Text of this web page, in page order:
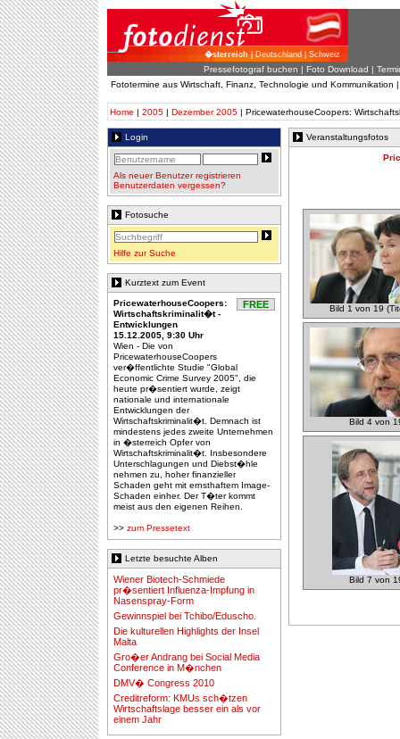
�sterreich| Deutschland | Schweiz
Pressefotograf buchen | Foto Download |
Fototermine aus Wirtschaft, Finanz, Technologie und Kommunikation
Home | 2005 | Dezember 2005 | PricewaterhouseCoopers:
Login
Als neuer Benutzer registrieren
Benutzerdaten vergessen?
Fotosuche
Hilfe zur Suche
Kurztext zum Event
FREE
PricewaterhouseCoopers:
Wirtschaftskriminalit�t -
Entwicklungen
15.12.2005, 9:30 Uhr
Wien - Die von
PricewaterhouseCoopers
ver�ffentlichte Studie "Global
Economic Crime Survey 2005", die
heute pr�sentiert wurde, zeigt
nationale und internationale
Entwicklungen der
Wirtschaftskriminalit�t. Demnach ist
mindestens jedes zweite Unternehmen
in �sterreich Opfer von
Wirtschaftskriminalit�t. Insbesondere
Unterschlagungen und Diebst�hle
nehmen zu, hoher finanzieller
Schaden geht mit ernsthaftem Image-
Schaden einher. Der T�ter kommt
meist aus den eigenen Reihen.
>> zum Pressetext
Letzte besuchte Alben
Wiener Biotech-Schmiede
pr�sentiert Influenza-Impfung in
Nasenspray-Form
Gewinnspiel bei Tchibo/Eduscho.
Die kulturellen Highlights der Insel
Malta
Gro�er Andrang bei Social Media
Conference in M�nchen
DMV� Congress 2010
Creditreform: KMUs sch�tzen
Wirtschaftslage besser ein als vor
einem Jahr
Veranstaltungsfotos
Bild 1 von 19
Bild 4 von
Bild 7 von